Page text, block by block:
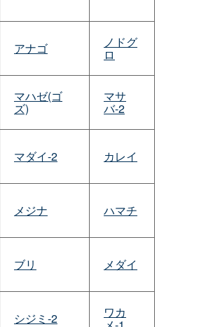
アナゴ ノドグ
ロ
マハゼ(ゴ
ズ)
マサ
バ-2
マダイ-2 カレイ
メジナ ハマチ
ブリ メダイ
シジミ-2 ワカ